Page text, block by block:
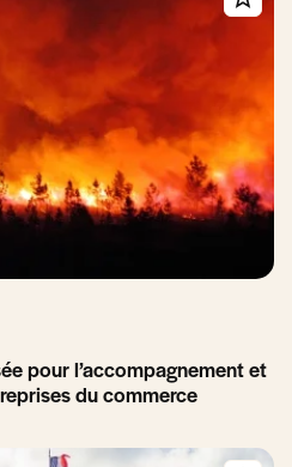
pour l’accompagnement et
du commerce